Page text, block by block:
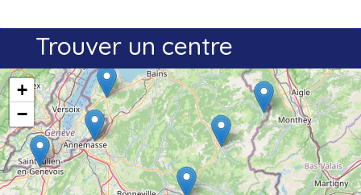
Trouver un centre
+
−